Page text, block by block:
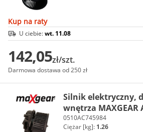
Kup na raty
U ciebie:wt. 11.08
142,05zł/szt.
Darmowa dostawa od 250 zł
Silnik elektryczny,
wnętrza MAXGEAR
0510AC745984
Ciężar [kg]: 1.26